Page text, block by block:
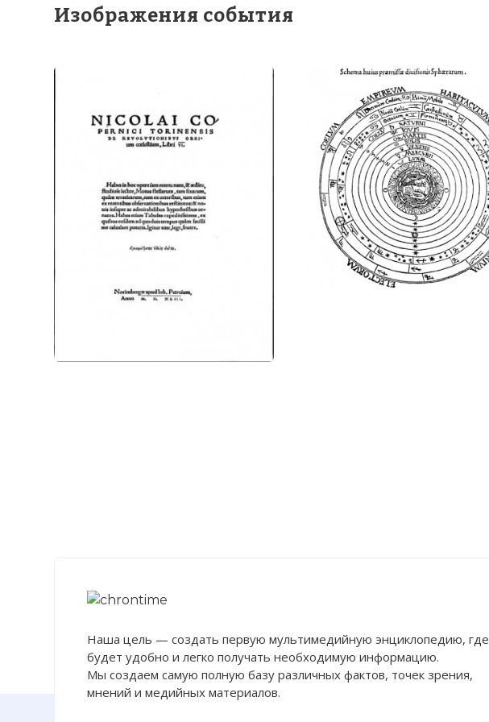
Изображения события
Наша цель — создать первую мультимедийную энциклопедию, где
будет удобно и легко получать необходимую информацию.
Мы создаем самую полную базу различных фактов, точек зрения,
мнений и медийных материалов.